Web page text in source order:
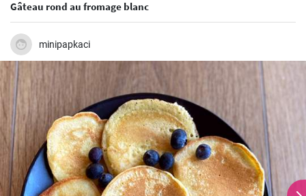
Gâteau rond au fromage blanc
minipapkaci